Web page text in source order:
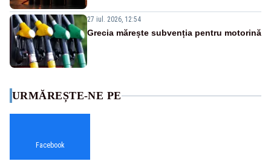
27 iul. 2026, 12:54
Grecia mărește subvenția pentru motorină
URMĂREȘTE-NE PE
Facebook